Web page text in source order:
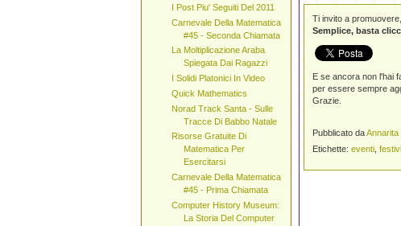
Ti invito a
Semplice, basta
E se ancora non l'hai
per essere sempre
Grazie.
Pubblicato daAnnarita
Etichette: eventi,
I Post Piu' Seguiti Del 2011
Carnevale Della Matematica
#45 - Seconda Chiamata
La Moltiplicazione Araba
Spiegata Dai Ragazzi
I Solidi Platonici In Video
Quick Mathematics
Norad Track Santa - Sulle
Tracce Di Babbo Natale
Risorse Gratuite Di
Matematica Per
Esercitarsi
Carnevale Della Matematica
#45 - Prima Chiamata
Computer History Museum:
La Storia Del Computer